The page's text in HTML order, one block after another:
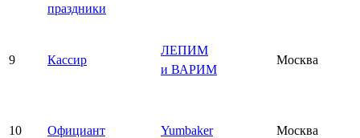
праздники
9 Кассир
ЛЕПИМ
и ВАРИМ
Москва
10 Официант Yumbaker Москва